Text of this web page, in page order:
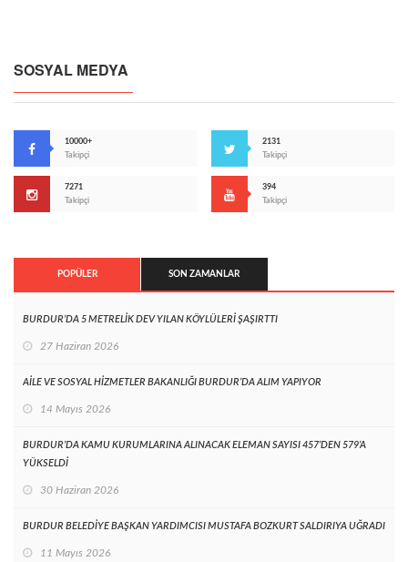
SOSYAL MEDYA
10000+
Takipçi
2131
Takipçi
7271
Takipçi
394
Takipçi
POPÜLER SON ZAMANLAR
BURDUR’DA 5 METRELİK DEV YILAN KÖYLÜLERİ ŞAŞIRTTI
27 Haziran 2026
AİLE VE SOSYAL HİZMETLER BAKANLIĞI BURDUR’DA ALIM YAPIYOR
14 Mayıs 2026
BURDUR’DA KAMU KURUMLARINA ALINACAK ELEMAN SAYISI 457’DEN 579’A
YÜKSELDİ
30 Haziran 2026
BURDUR BELEDİYE BAŞKAN YARDIMCISI MUSTAFA BOZKURT SALDIRIYA UĞRADI
11 Mayıs 2026